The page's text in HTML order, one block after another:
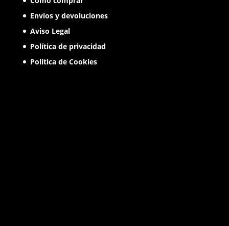
Envíos y devoluciones
Aviso Legal
Política de privacidad
Política de Cookies